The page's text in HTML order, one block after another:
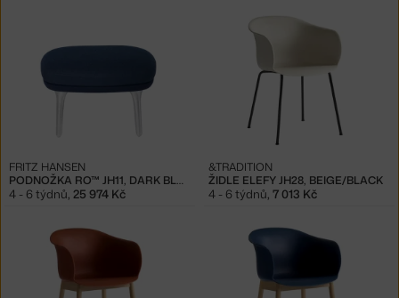
PODNOŽKA RO™ JH11, DARK BLUE
FRITZ HANSEN
4 - 6 týdnů 25 974 Kč
ŽIDLE ELEFY JH28, BEIGE/BLACK
&TRADITION
4 - 6 týdnů 7 013 Kč